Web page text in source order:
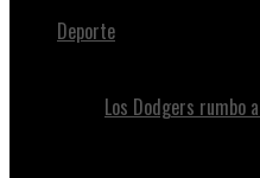
Deporte
Los Dodgers rumbo